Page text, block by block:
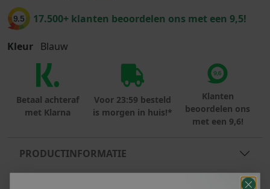
9.5 17.500+ klanten beoordelen ons met een 9,5!
Kleur Blauw
Betaal achteraf
met Klarna
Voor 23:59 besteld
is morgen in huis!*
Klanten
beoordelen ons
met een 9,6!
PRODUCTINFORMATIE